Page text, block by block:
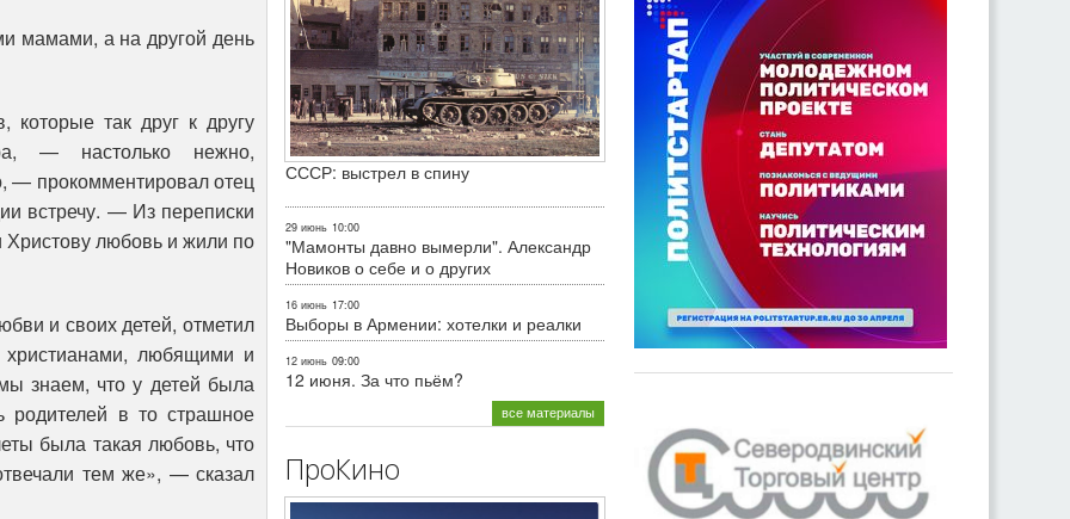
мамами, а на другой день
которые так друг к другу
— настолько нежно,
— прокомментировал отец
встречу. — Из переписки
Христову любовь и жили по
и своих детей, отметил
любящими и
знаем, что у детей была
родителей в то страшное
была такая любовь, что
тем же», — сказал
СССР: выстрел в спину
29 июнь 10:00
"Мамонты давно вымерли". Александр
Новиков о себе и о других
16 июнь 17:00
Выборы в Армении: хотелки и реалки
12 июнь 09:00
12 июня. За что пьём?
все материалы
ПроКино